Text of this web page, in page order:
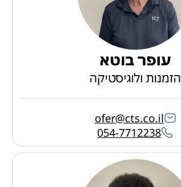
עופר בוטא
הזמנות ולוגיסטיקה
ofer@cts.co.il
054-7712238